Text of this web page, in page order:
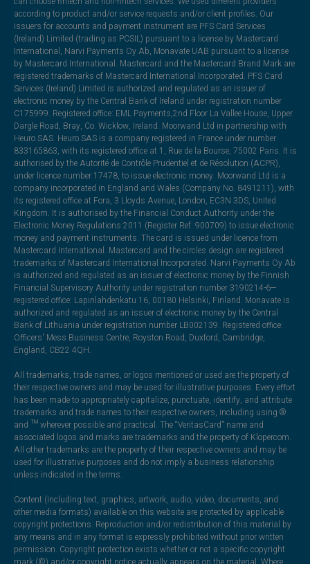
according to product and/or service requests and/or client profiles. Our
issuers for accounts and payment instrument are PFS Card Services
(Ireland) Limited (trading as PCSIL) pursuant to a license by Mastercard
International, Narvi Payments Oy Ab, Monavate UAB pursuant to a license
by Mastercard International. Mastercard and the Mastercard Brand Mark are
registered trademarks of Mastercard International Incorporated. PFS Card
Services (Ireland) Limited is authorized and regulated as an issuer of
electronic money by the Central Bank of Ireland under registration number
C175999. Registered office: EML Payments,2nd Floor La Vallee House, Upper
Dargle Road, Bray, Co. Wicklow, Ireland. Moorwand Ltd in partnership with
Heuro SAS. Heuro SAS is a company registered in France under number
833165863, with its registered office at 1, Rue de la Bourse, 75002 Paris. It is
authorised by the Autorité de Contrôle Prudentiel et de Résolution (ACPR),
under licence number 17478, to issue electronic money. Moorwand Ltd is a
company incorporated in England and Wales (Company No. 8491211), with
its registered office at Fora, 3 Lloyds Avenue, London, EC3N 3DS, United
Kingdom. It is authorised by the Financial Conduct Authority under the
Electronic Money Regulations 2011 (Register Ref: 900709) to issue electronic
money and payment instruments. The card is issued under licence from
Mastercard International. Mastercard and the circles design are registered
trademarks of Mastercard International Incorporated. Narvi Payments Oy Ab
is authorized and regulated as an issuer of electronic money by the Finnish
Financial Supervisory Authority under registration number 3190214-6—
registered office: Lapinlahdenkatu 16, 00180 Helsinki, Finland. Monavate is
authorized and regulated as an issuer of electronic money by the Central
Bank of Lithuania under registration number LB002139. Registered office:
Officers' Mess Business Centre, Royston Road, Duxford, Cambridge,
England, CB22 4QH.
All trademarks, trade names, or logos mentioned or used are the property of
their respective owners and may be used for illustrative purposes. Every effort
has been made to appropriately capitalize, punctuate, identify, and attribute
trademarks and trade names to their respective owners, including using ®
and ™ wherever possible and practical. The “VeritasCard” name and
associated logos and marks are trademarks and the property of Klopercom.
All other trademarks are the property of their respective owners and may be
used for illustrative purposes and do not imply a business relationship
unless indicated in the terms.
Content (including text, graphics, artwork, audio, video, documents, and
other media formats) available on this website are protected by applicable
copyright protections. Reproduction and/or redistribution of this material by
any means and in any format is expressly prohibited without prior written
permission. Copyright protection exists whether or not a specific copyright